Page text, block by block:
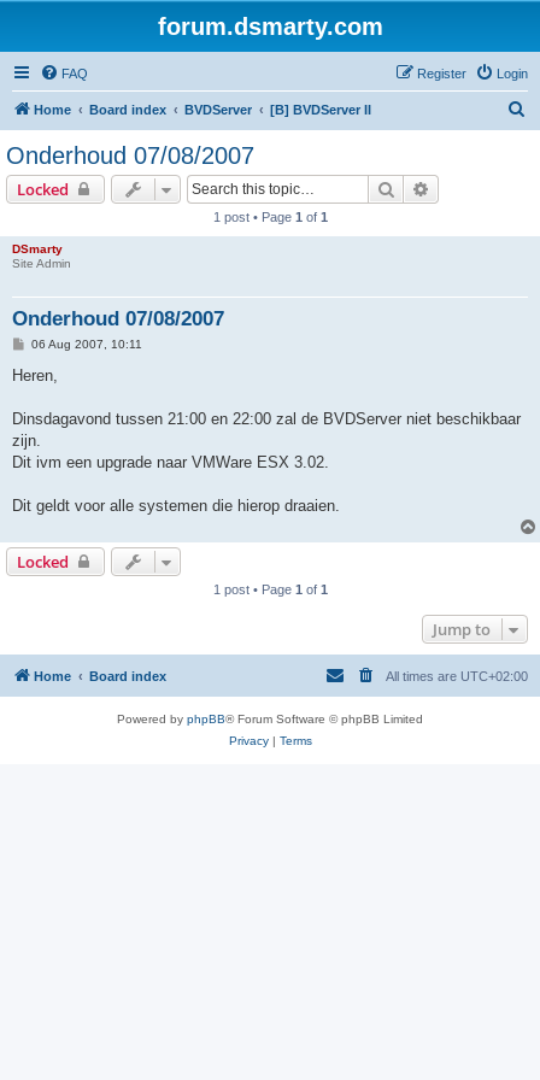
forum.dsmarty.com
FAQ Login
Register
Home Board index BVDServer [B] BVDServer II
Onderhoud 07/08/2007
Locked Search
1 post • Page 1 of 1
DSmarty
Site Admin
Onderhoud 07/08/2007
P
s
06 Aug 2007, 10:11
Heren,
Dinsdagavond tussen 21:00 en 22:00 zal de BVDServer niet beschikbaar
zijn.
Dit ivm een upgrade naar VMWare ESX 3.02.
Dit geldt voor alle systemen die hierop draaien.
Locked
1 post • Page 1 of 1
Jump to
Home Board index All times are UTC+02:00
Powered by phpBB® Forum Software © phpBB Limited
Privacy| Terms